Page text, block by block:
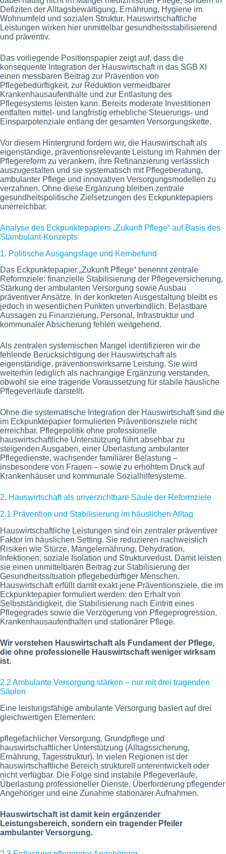
Defiziten der Alltagsbewältigung, Ernährung, Hygiene im
Wohnumfeld und sozialen Struktur. Hauswirtschaftliche
Leistungen wirken hier unmittelbar gesundheitsstabilisierend
und präventiv.
Das vorliegende Positionspapier zeigt auf, dass die
konsequente Integration der Hauswirtschaft in das SGB XI
einen messbaren Beitrag zur Prävention von
Pflegebedürftigkeit, zur Reduktion vermeidbarer
Krankenhausaufenthalte und zur Entlastung des
Pflegesystems leisten kann. Bereits moderate Investitionen
entfalten mittel- und langfristig erhebliche Steuerungs- und
Einsparpotenziale entlang der gesamten Versorgungskette.
Vor diesem Hintergrund fordern wir, die Hauswirtschaft als
eigenständige, präventionsrelevante Leistung im Rahmen der
Pflegereform zu verankern, ihre Refinanzierung verlässlich
auszugestalten und sie systematisch mit Pflegeberatung,
ambulanter Pflege und innovativen Versorgungsmodellen zu
verzahnen. Ohne diese Ergänzung bleiben zentrale
gesundheitspolitische Zielsetzungen des Eckpunktepapiers
unerreichbar.
Analyse des Eckpunktepapiers „Zukunft Pflege“ auf Basis des
Stambulant-Konzepts
1. Politische Ausgangslage und Kernbefund
Das Eckpunktepapier „Zukunft Pflege“ benennt zentrale
Reformziele: finanzielle Stabilisierung der Pflegeversicherung,
Stärkung der ambulanten Versorgung sowie Ausbau
präventiver Ansätze. In der konkreten Ausgestaltung bleibt es
jedoch in wesentlichen Punkten unverbindlich. Belastbare
Aussagen zu Finanzierung, Personal, Infrastruktur und
kommunaler Absicherung fehlen weitgehend.
Als zentralen systemischen Mangel identifizieren wir die
fehlende Berücksichtigung der Hauswirtschaft als
eigenständige, präventionswirksame Leistung. Sie wird
weiterhin lediglich als nachrangige Ergänzung verstanden,
obwohl sie eine tragende Voraussetzung für stabile häusliche
Pflegeverläufe darstellt.
Ohne die systematische Integration der Hauswirtschaft sind die
im Eckpunktepapier formulierten Präventionsziele nicht
erreichbar. Pflegepolitik ohne professionelle
hauswirtschaftliche Unterstützung führt absehbar zu
steigenden Ausgaben, einer Überlastung ambulanter
Pflegedienste, wachsender familiärer Belastung –
insbesondere von Frauen – sowie zu erhöhtem Druck auf
Krankenhäuser und kommunale Sozialhilfesysteme.
2. Hauswirtschaft als unverzichtbare Säule der Reformziele
2.1 Prävention und Stabilisierung im häuslichen Alltag
Hauswirtschaftliche Leistungen sind ein zentraler präventiver
Faktor im häuslichen Setting. Sie reduzieren nachweislich
Risiken wie Stürze, Mangelernährung, Dehydration,
Infektionen, soziale Isolation und Strukturverlust. Damit leisten
sie einen unmittelbaren Beitrag zur Stabilisierung der
Gesundheitssituation pflegebedürftiger Menschen.
Hauswirtschaft erfüllt damit exakt jene Präventionsziele, die im
Eckpunktepapier formuliert werden: den Erhalt von
Selbstständigkeit, die Stabilisierung nach Eintritt eines
Pflegegrades sowie die Verzögerung von Pflegeprogression,
Krankenhausaufenthalten und stationärer Pflege.
Wir verstehen Hauswirtschaft als Fundament der Pflege,
die ohne professionelle Hauswirtschaft weniger wirksam
ist.
2.2 Ambulante Versorgung stärken – nur mit drei tragenden
Säulen
Eine leistungsfähige ambulante Versorgung basiert auf drei
gleichwertigen Elementen:
pflegefachlicher Versorgung, Grundpflege und
hauswirtschaftlicher Unterstützung (Alltagssicherung,
Ernährung, Tagesstruktur). In vielen Regionen ist der
hauswirtschaftliche Bereich strukturell unterentwickelt oder
nicht verfügbar. Die Folge sind instabile Pflegeverläufe,
Überlastung professioneller Dienste, Überforderung pflegender
Angehöriger und eine Zunahme stationärer Aufnahmen.
Hauswirtschaft ist damit kein ergänzender
Leistungsbereich, sondern ein tragender Pfeiler
ambulanter Versorgung.